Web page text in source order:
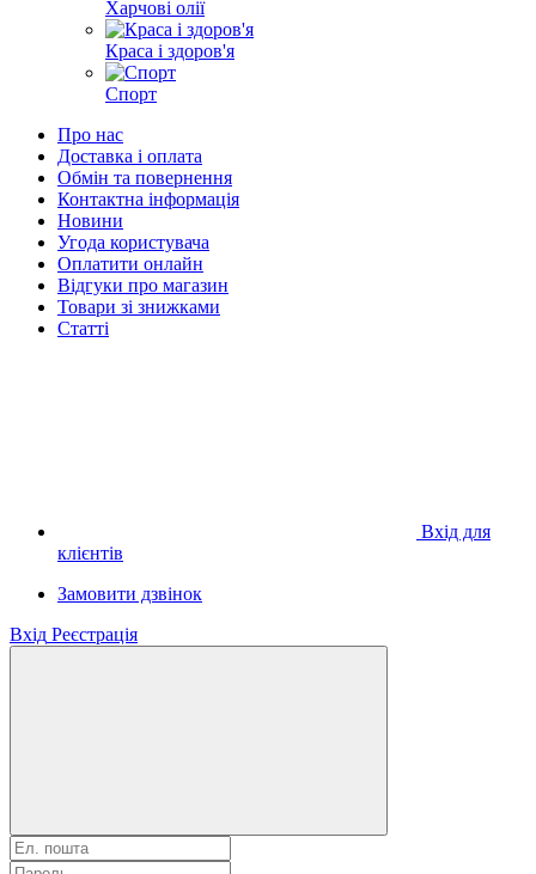
Харчові олії
Краса і здоров'я
Спорт
Про нас
Доставка і оплата
Обмін та повернення
Контактна інформація
Новини
Угода користувача
Оплатити онлайн
Відгуки про магазин
Товари зі знижками
Статті
Вхід для
клієнтів
Замовити дзвінок
Вхід Реєстрація